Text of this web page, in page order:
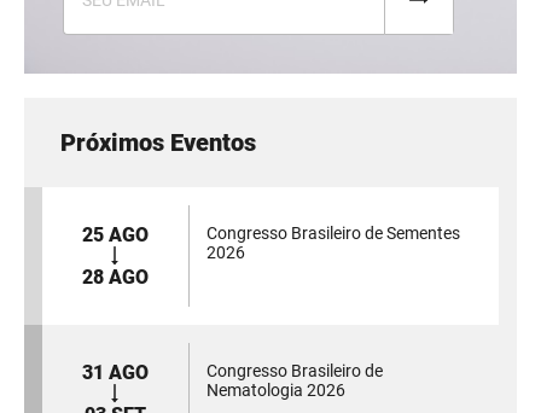
Próximos Eventos
25 AGO
28 AGO
Congresso Brasileiro de Sementes
2026
31 AGO
Congresso Brasileiro de
Nematologia 2026